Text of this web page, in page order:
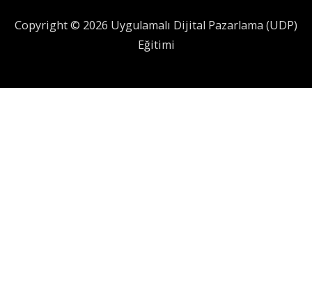
Copyright © 2026 Uygulamalı Dijital Pazarlama (UDP)
Eğitimi